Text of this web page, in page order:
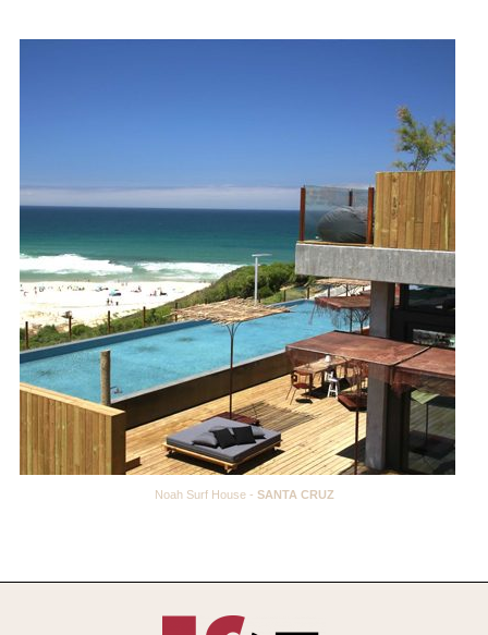
Noah Surf House - SANTA CRUZ